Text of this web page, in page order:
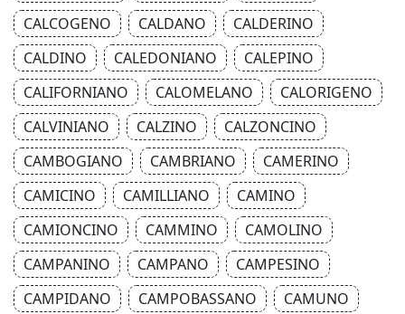
CALCOGENO
CALDANO
CALDERINO
CALDINO
CALEDONIANO
CALEPINO
CALIFORNIANO
CALOMELANO
CALORIGENO
CALVINIANO
CALZINO
CALZONCINO
CAMBOGIANO
CAMBRIANO
CAMERINO
CAMICINO
CAMILLIANO
CAMINO
CAMIONCINO
CAMMINO
CAMOLINO
CAMPANINO
CAMPANO
CAMPESINO
CAMPIDANO
CAMPOBASSANO
CAMUNO